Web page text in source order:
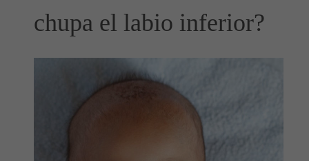
chupa el labio inferior?